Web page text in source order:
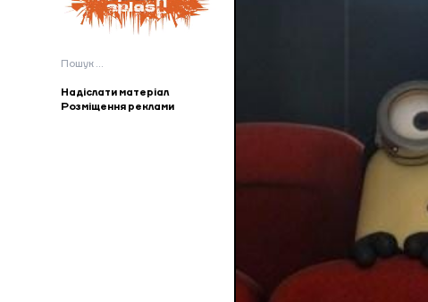
Пошук:
Надіслати матеріал
Розміщення реклами